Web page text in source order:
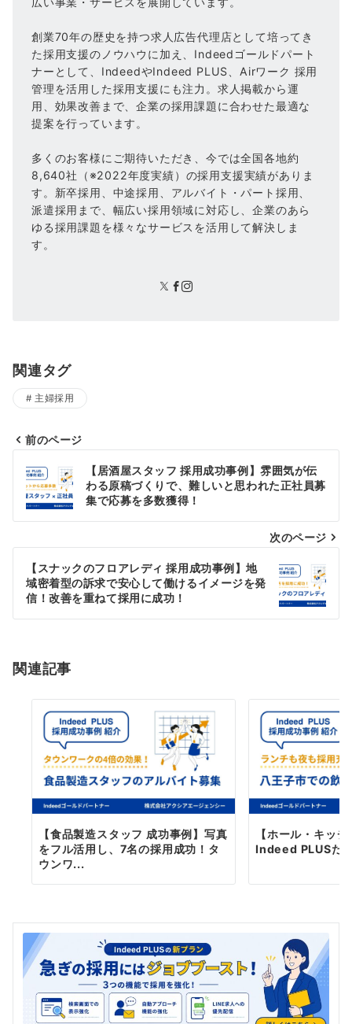
創業70年の歴史を持つ求人広告代理店として培ってき
た採用支援のノウハウに加え、Indeedゴールドパート
ナーとして、IndeedやIndeed PLUS、Airワーク 採用
管理を活用した採用支援にも注力。求人掲載から運
用、効果改善まで、企業の採用課題に合わせた最適な
提案を行っています。
多くのお客様にご期待いただき、今では全国各地約
8,640社（※2022年度実績）の採用支援実績がありま
す。新卒採用、中途採用、アルバイト・パート採用、
派遣採用まで、幅広い採用領域に対応し、企業のあら
ゆる採用課題を様々なサービスを活用して解決しま
す。
関連タグ
主婦採用
投
稿
ナ
ビ
ー
シ
ン
前のページ
【居酒屋スタッフ 採用成功事例】雰囲気が伝
わる原稿づくりで、難しいと思われた正社員募
集で応募を多数獲得！
次のページ
【スナックのフロアレディ 採用成功事例】地
域密着型の訴求で安心して働けるイメージを発
信！改善を重ねて採用に成功！
関連記事
【食品製造スタッフ 成功事例】写真
をフル活用し、7名の採用成功！タ
ウンワ...
【ホール・キッ
Indeed PLUSだ